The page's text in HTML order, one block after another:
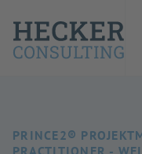
PRINCE2®
PRACTITIONER -